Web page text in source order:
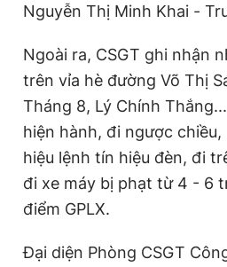
Nguyễn Thị Minh Khai -
Ngoài ra, CSGT ghi nhận
trên vỉa hè đường Võ Thị
Tháng 8, Lý Chính
hiện hành, đi ngược
hiệu lệnh tín hiệu đèn, đi
đi xe máy bị phạt từ 4 - 6
điểm GPLX.
Đại diện Phòng CSGT